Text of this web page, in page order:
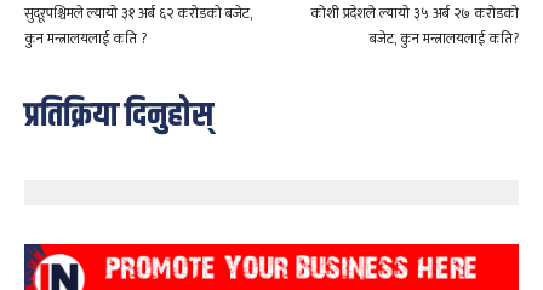
सुदूरपश्चिमले ल्यायो ३१ अर्ब ६२ करोडको बजेट,
कुन मन्त्रालयलाई कति ?
कोशी प्रदेशले ल्यायो ३५ अर्ब २७ करोडको
बजेट, कुन मन्त्रालयलाई कति?
प्रतिक्रिया दिनुहोस्